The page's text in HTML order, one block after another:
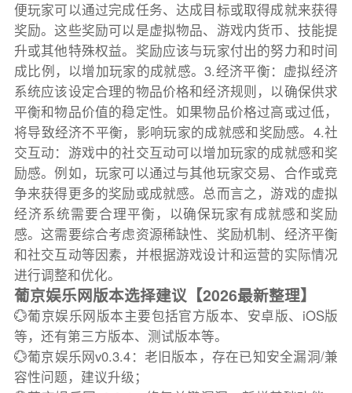
便玩家可以通过完成任务、达成目标或取得成就来获得
奖励。这些奖励可以是虚拟物品、游戏内货币、技能提
升或其他特殊权益。奖励应该与玩家付出的努力和时间
成比例，以增加玩家的成就感。3.经济平衡：虚拟经济
系统应该设定合理的物品价格和经济规则，以确保供求
平衡和物品价值的稳定性。如果物品价格过高或过低，
将导致经济不平衡，影响玩家的成就感和奖励感。4.社
交互动：游戏中的社交互动可以增加玩家的成就感和奖
励感。例如，玩家可以通过与其他玩家交易、合作或竞
争来获得更多的奖励或成就感。总而言之，游戏的虚拟
经济系统需要合理平衡，以确保玩家有成就感和奖励
感。这需要综合考虑资源稀缺性、奖励机制、经济平衡
和社交互动等因素，并根据游戏设计和运营的实际情况
进行调整和优化。
葡京娱乐网版本选择建议【2026最新整理】
💮葡京娱乐网版本主要包括官方版本、安卓版、iOS版
等，还有第三方版本、测试版本等。
💮葡京娱乐网v0.3.4：老旧版本，存在已知安全漏洞/兼
容性问题，建议升级；